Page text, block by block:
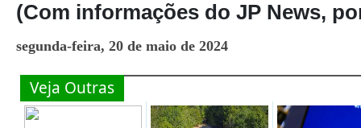
(Com informações do JP News,
segunda-feira, 20 de maio de 2024
Veja Outras